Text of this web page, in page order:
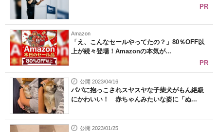
PR
Amazon
「え、こんなセールやってたの？」80％OFF以
上が続々登場！Amazonの本気が...
PR
公開 2023/04/16
パパに抱っこされスヤスヤな子柴犬がもん絶級
にかわいい！ 赤ちゃんみたいな姿に「ぬ...
公開 2023/01/25